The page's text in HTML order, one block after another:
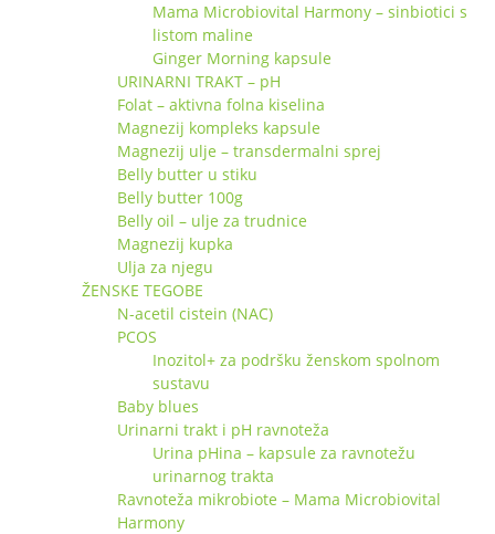
Mama Microbiovital Harmony – sinbiotici s
listom maline
Ginger Morning kapsule
URINARNI TRAKT – pH
Folat – aktivna folna kiselina
Magnezij kompleks kapsule
Magnezij ulje – transdermalni sprej
Belly butter u stiku
Belly butter 100g
Belly oil – ulje za trudnice
Magnezij kupka
Ulja za njegu
ŽENSKE TEGOBE
N-acetil cistein (NAC)
PCOS
Inozitol+ za podršku ženskom spolnom
sustavu
Baby blues
Urinarni trakt i pH ravnoteža
Urina pHina – kapsule za ravnotežu
urinarnog trakta
Ravnoteža mikrobiote – Mama Microbiovital
Harmony